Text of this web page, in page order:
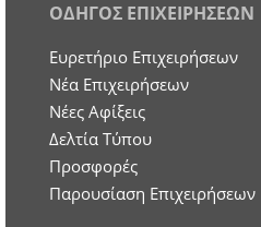
ΟΔΗΓΟΣ ΕΠΙΧΕΙΡΗΣΕΩΝ
Ευρετήριο Επιχειρήσεων
Nέα Επιχειρήσεων
Νέες Αφίξεις
Δελτία Τύπου
Προσφορές
Παρουσίαση Επιχειρήσεων